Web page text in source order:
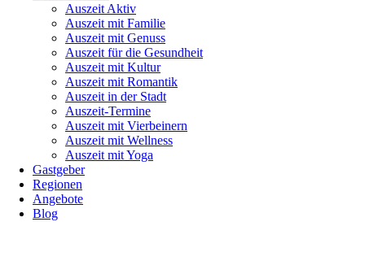
Auszeit Aktiv
Auszeit mit Familie
Auszeit mit Genuss
Auszeit für die Gesundheit
Auszeit mit Kultur
Auszeit mit Romantik
Auszeit in der Stadt
Auszeit-Termine
Auszeit mit Vierbeinern
Auszeit mit Wellness
Auszeit mit Yoga
Gastgeber
Regionen
Angebote
Blog